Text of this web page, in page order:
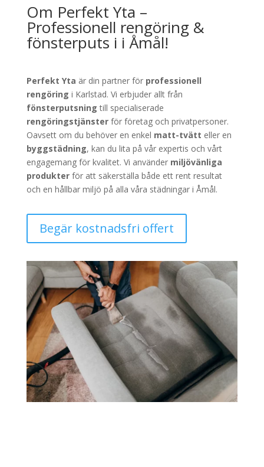
Om Perfekt Yta –
Professionell rengöring &
fönsterputs i i Åmål!
Perfekt Yta är din partner för professionell
rengöring i Karlstad. Vi erbjuder allt från
fönsterputsning till specialiserade
rengöringstjänsterför företag och privatpersoner.
Oavsett om du behöver en enkel matt-tvätt eller en
byggstädning, kan du lita på vår expertis och vårt
engagemang för kvalitet. Vi använder miljövänliga
produkterför att säkerställa både ett rent resultat
och en hållbar miljö på alla våra städningar i Åmål.
Begär kostnadsfri offert